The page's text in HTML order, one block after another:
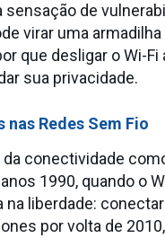
sensação de
virar uma
que desligar o Wi-
sua privacidade.
nas Redes Sem Fio
da conectividade
1990, quando o
na liberdade:
por volta de